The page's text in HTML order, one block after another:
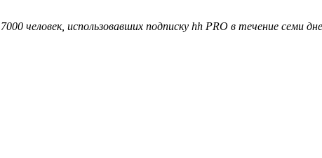
человек, использовавших подписку hh PRO в течение семи